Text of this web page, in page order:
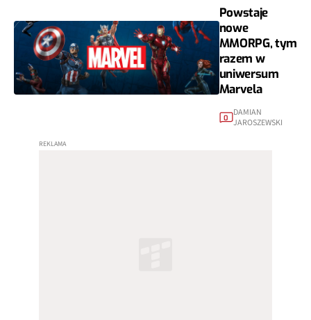
Powstaje
nowe
MMORPG, tym
razem w
uniwersum
Marvela
0 DAMIAN
JAROSZEWSKI